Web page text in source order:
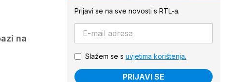
na
Prijavi se na sve novosti s RTL-a.
Slažem se s uvjetima korištenja.
PRIJAVI SE